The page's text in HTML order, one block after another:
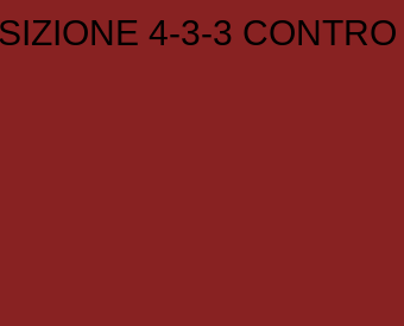
4-3-3 CONTRO